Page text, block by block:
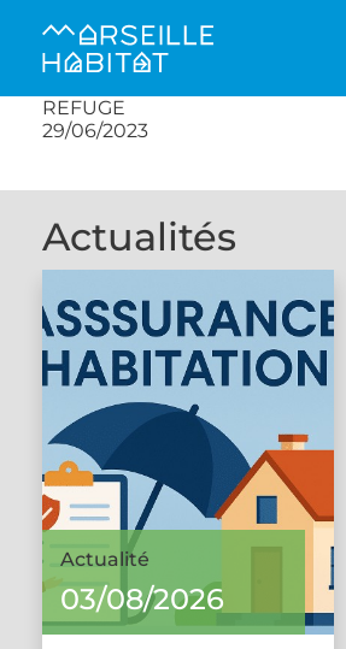
REFUGE
29/06/2023
Actualités
Actualité
03/08/2026